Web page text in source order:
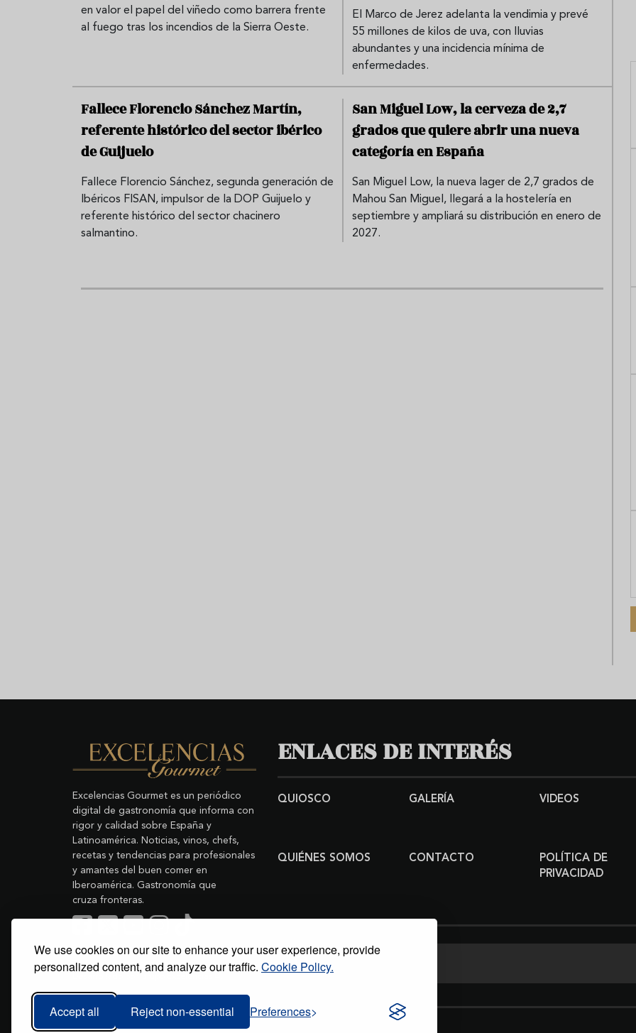
We use cookies on our site to enhance your user experience, provide
personalized content, and analyze our traffic. Cookie Policy.
Accept all Reject non-essential Preferences
en valor el papel del viñedo como barrera frente
al fuego tras los incendios de la Sierra Oeste.
El Marco de Jerez adelanta la vendimia y prevé
55 millones de kilos de uva, con lluvias
abundantes y una incidencia mínima de
enfermedades.
Fallece Florencio Sánchez Martín,
referente histórico del sector ibérico
de Guijuelo
Fallece Florencio Sánchez, segunda generación de
Ibéricos FISAN, impulsor de la DOP Guijuelo y
referente histórico del sector chacinero
salmantino.
San Miguel Low, la cerveza de 2,7
grados que quiere abrir una nueva
categoría en España
San Miguel Low, la nueva lager de 2,7 grados de
Mahou San Miguel, llegará a la hostelería en
septiembre y ampliará su distribución en enero de
2027.
Excelencias Gourmet es un periódico
digital de gastronomía que informa con
rigor y calidad sobre España y
Latinoamérica. Noticias, vinos, chefs,
recetas y tendencias para profesionales
y amantes del buen comer en
Iberoamérica. Gastronomía que
cruza fronteras.
Copyright © 2011-2026 Excelencias Gourmet.
Todos los derechos reservados.
Grupo Excelencias
ENLACES DE INTERÉS
QUIOSCO GALERÍA VIDEOS
QUIÉNES SOMOS CONTACTO
POLÍTICA DE
PRIVACIDAD
Buscar